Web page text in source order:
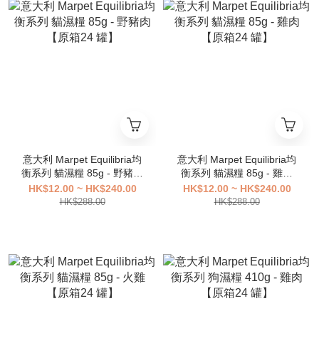
意大利 Marpet Equilibria均
衡系列 貓濕糧 85g - 野豬肉
【原箱24 罐】
HK$12.00 ~ HK$240.00
HK$288.00
意大利 Marpet Equilibria均
衡系列 貓濕糧 85g - 雞肉
【原箱24 罐】
HK$12.00 ~ HK$240.00
HK$288.00